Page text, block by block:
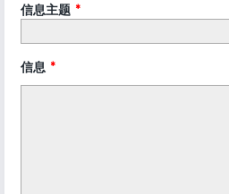
信息主题 *
信息 *